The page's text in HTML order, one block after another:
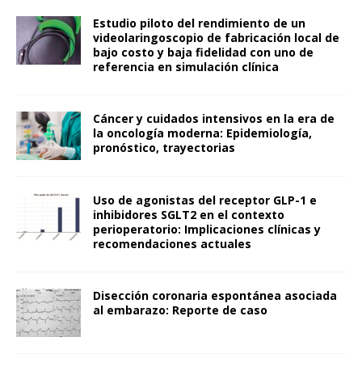
Estudio piloto del rendimiento de un
videolaringoscopio de fabricación local de
bajo costo y baja fidelidad con uno de
referencia en simulación clínica
Cáncer y cuidados intensivos en la era de
la oncología moderna: Epidemiología,
pronóstico, trayectorias
Uso de agonistas del receptor GLP-1 e
inhibidores SGLT2 en el contexto
perioperatorio: Implicaciones clínicas y
recomendaciones actuales
Disección coronaria espontánea asociada
al embarazo: Reporte de caso